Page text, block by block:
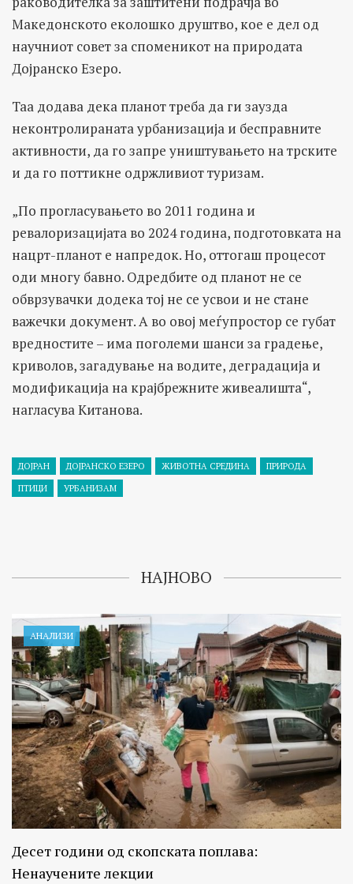
Македонското еколошко друштво, кое е дел од
научниот совет за споменикот на природата
Дојранско Езеро.
Таа додава дека планот треба да ги заузда
неконтролираната урбанизација и бесправните
активности, да го запре уништувањето на трските
и да го поттикне одржливиот туризам.
„По прогласувањето во 2011 година и
ревалоризацијата во 2024 година, подготовката на
нацрт-планот е напредок. Но, оттогаш процесот
оди многу бавно. Одредбите од планот не се
обврзувачки додека тој не се усвои и не стане
важечки документ. А во овој меѓупростор се губат
вредностите – има поголеми шанси за градење,
криволов, загадување на водите, деградација и
модификација на крајбрежните живеалишта“,
нагласува Китанова.
ДОЈРАН ДОЈРАНСКО ЕЗЕРО ЖИВОТНА СРЕДИНА
ПРИРОДА
ПТИЦИ
УРБАНИЗАМ
НАЈНОВО
АНАЛИЗИ
Десет години од скопската поплава:
Ненаучените лекции